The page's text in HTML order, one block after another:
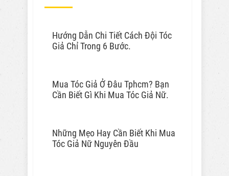
Hướng Dẫn Chi Tiết Cách Đội Tóc
Giả Chỉ Trong 6 Bước.
Mua Tóc Giả Ở Đâu Tphcm? Bạn
Cần Biết Gì Khi Mua Tóc Giả Nữ.
Những Mẹo Hay Cần Biết Khi Mua
Tóc Giả Nữ Nguyên Đầu